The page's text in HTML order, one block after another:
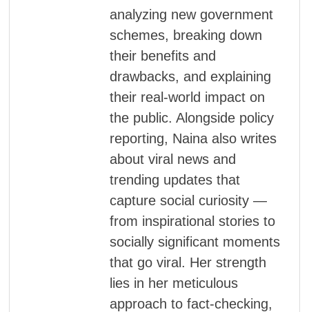
analyzing new government
schemes, breaking down
their benefits and
drawbacks, and explaining
their real-world impact on
the public. Alongside policy
reporting, Naina also writes
about viral news and
trending updates that
capture social curiosity —
from inspirational stories to
socially significant moments
that go viral. Her strength
lies in her meticulous
approach to fact-checking,